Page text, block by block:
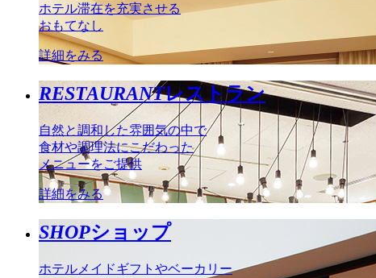
ホテル滞在を充実させる
おもてなし
詳細をみる
RESTAURANTレストラン
自然と調和した雰囲気の中で
食材や調理法にこだわった
メニューをご提供
詳細をみる
SHOPショップ
ホテルメイドギフトやベーカリー